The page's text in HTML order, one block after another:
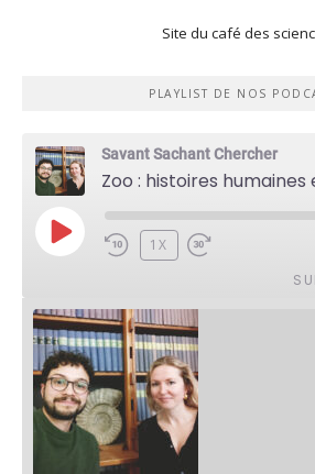
Site du café des
PLAYLIST DE NOS
Savant Sachant Chercher
PLAY
EPISODE
1X